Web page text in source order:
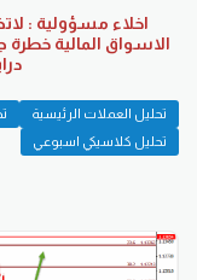
الاسواق المالية خطرة
تحليل العملات الرئيسية
تحليل كلاسيكي اسبوعي